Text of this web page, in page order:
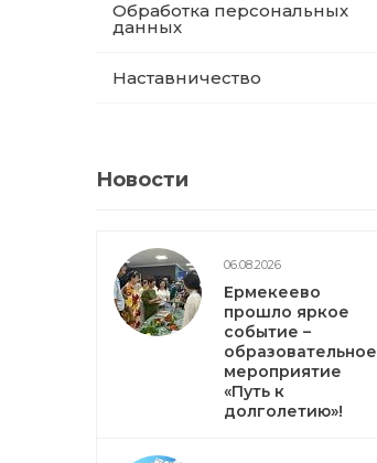
Обработка персональных
данных
Наставничество
Новости
06.08.2026
Ермекеево
прошло яркое
событие –
образовательное
мероприятие
«Путь к
долголетию»!